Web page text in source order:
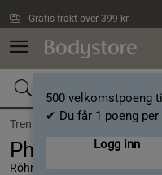
Gratis frakt over 399 kr
500 velkomstpoeng
✔ Du får 1 poeng per
Logg inn
Trening / Klær / Jakker &
Phoebe Pile
Röhnisch